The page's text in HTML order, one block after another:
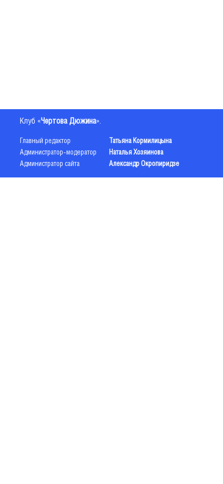
Клуб «Чертова Дюжина».
Главный редактор
Татьяна Кормилицына
Администратор-модератор
Наталья Хозяинова
Администратор сайта
Александр Окропиридзе